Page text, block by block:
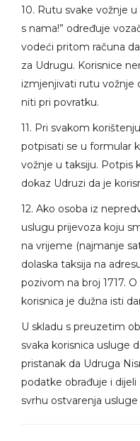
10. Rutu svake vožnje
s nama!” određuje
vodeći pritom računa
za Udrugu. Korisnice
izmjenjivati rutu vožnje
niti pri povratku.
11. Pri svakom
potpisati se u formular
vožnje u taksiju. Potpis
dokaz Udruzi da je
12. Ako osoba iz
uslugu prijevoza koju
na vrijeme (najmanje
dolaska taksija na
pozivom na broj 1717.
korisnica je dužna isti
U skladu s preuzetim
svaka korisnica usluge
pristanak da Udruga
podatke obrađuje i
svrhu ostvarenja usluge